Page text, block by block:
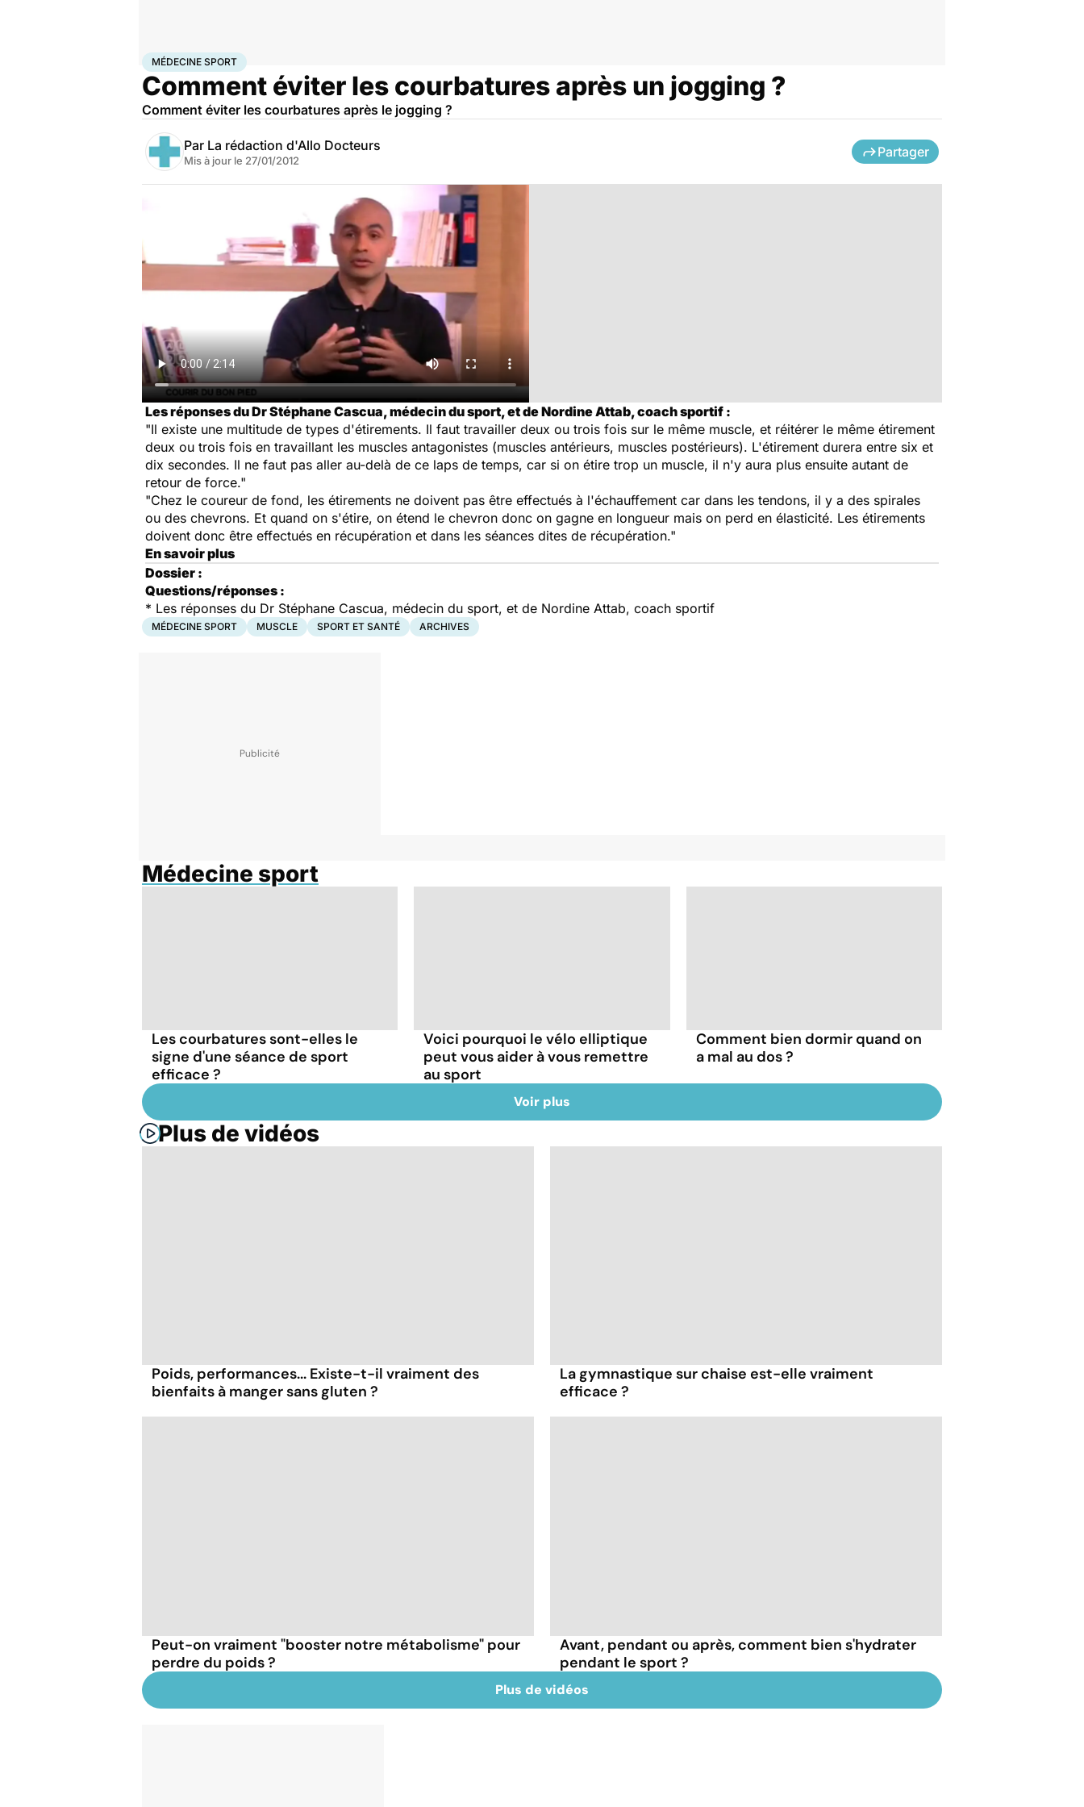
AccueilBien-êtreSport santé
MÉDECINE SPORT
Comment éviter les courbatures après un jogging ?
Comment éviter les courbatures après le jogging ?
Par La rédaction d'Allo Docteurs
Mis à jour le 27/01/2012
Partager
Les réponses du Dr Stéphane Cascua, médecin du sport, et de Nordine Attab, coach sportif :
"Il existe une multitude de types d'étirements. Il faut travailler deux ou trois fois sur le même muscle, et réitérer le même étirement
deux ou trois fois en travaillant les muscles antagonistes (muscles antérieurs, muscles postérieurs). L'étirement durera entre six et
dix secondes. Il ne faut pas aller au-delà de ce laps de temps, car si on étire trop un muscle, il n'y aura plus ensuite autant de
retour de force."
"Chez le coureur de fond, les étirements ne doivent pas être effectués à l'échauffement car dans les tendons, il y a des spirales
ou des chevrons. Et quand on s'étire, on étend le chevron donc on gagne en longueur mais on perd en élasticité. Les étirements
doivent donc être effectués en récupération et dans les séances dites de récupération."
En savoir plus
Dossier :
Questions/réponses :
* Les réponses du Dr Stéphane Cascua, médecin du sport, et de Nordine Attab, coach sportif
MÉDECINE SPORT MUSCLE SPORT ET SANTÉ ARCHIVES
Médecine sport
Les courbatures sont-elles le
signe d'une séance de sport
efficace ?
Voici pourquoi le vélo elliptique
peut vous aider à vous remettre
au sport
Comment bien dormir quand on
a mal au dos ?
Voir plus
Plus de vidéos
Poids, performances... Existe-t-il vraiment des
bienfaits à manger sans gluten ?
La gymnastique sur chaise est-elle vraiment
efficace ?
Peut-on vraiment "booster notre métabolisme" pour
perdre du poids ?
Avant, pendant ou après, comment bien s'hydrater
pendant le sport ?
Plus de vidéos